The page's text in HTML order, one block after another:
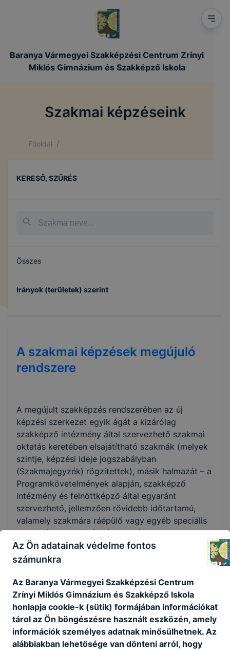
Baranya Vármegyei Szakképzési Centrum Zrínyi
Miklós Gimnázium és Szakképző Iskola
Szakmai képzéseink
Főoldal /
KERESŐ, SZŰRÉS
Összes
Irányok (területek) szerint
A szakmai képzések megújuló
rendszere
A megújult szakképzés rendszerében az új
képzési szerkezet egyik ágát a kizárólag
szakképző intézmény által szervezhető szakmai
oktatás keretében elsajátítható szakmák (melyek
szintje, képzési ideje jogszabályban
(Szakmajegyzék) rögzítettek), másik halmazát – a
Programkövetelmények alapján, szakképző
intézmény és felnőttképző által egyaránt
szervezhető, jellemzően rövidebb időtartamú,
valamely szakmára ráépülő vagy egyéb speciális
tartalmú szakmai képzés keretében
megszerezhető – szakképesítések alkotják.
A szakmai képzés befejezése után a képzésben
vizsgát tehet.
A sikeres képesítő vizsga eredményeként kiállított
képesítő bizonyítvány államilag elismert, önálló
végzettségi szintet nem biztosító szakképesítést
tanúsít.
Az Ön adatainak védelme fontos
számunkra
Az Baranya Vármegyei Szakképzési Centrum
Zrínyi Miklós Gimnázium és Szakképző Iskola
honlapja cookie-k (sütik) formájában információkat
tárol az Ön böngészésre használt eszközén, amely
információk személyes adatnak minősülhetnek. Az
alábbiakban lehetősége van dönteni arról, hogy